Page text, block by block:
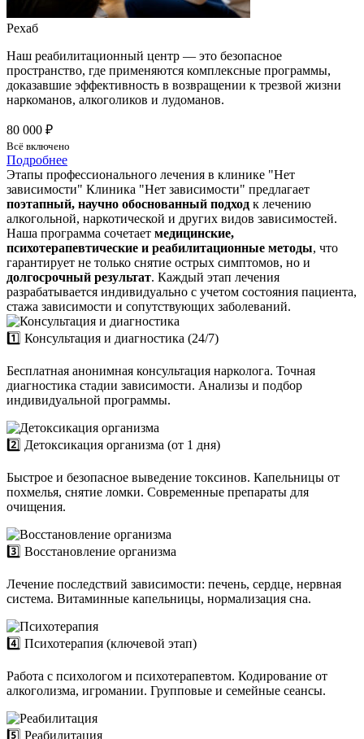
Рехаб
Наш реабилитационный центр — это безопасное
пространство, где применяются комплексные программы,
доказавшие эффективность в возвращении к трезвой жизни
наркоманов, алкоголиков и лудоманов.
80 000 ₽
Всё включено
Подробнее
Этапы профессионального лечения в клинике "Нет
зависимости" Клиника "Нет зависимости" предлагает
поэтапный, научно обоснованный подход к лечению
алкогольной, наркотической и других видов зависимостей.
Наша программа сочетает медицинские,
психотерапевтические и реабилитационные методы, что
гарантирует не только снятие острых симптомов, но и
долгосрочный результат. Каждый этап лечения
разрабатывается индивидуально с учетом состояния пациента,
стажа зависимости и сопутствующих заболеваний.
1️⃣ Консультация и диагностика (24/7)
Бесплатная анонимная консультация нарколога. Точная
диагностика стадии зависимости. Анализы и подбор
индивидуальной программы.
2️⃣ Детоксикация организма (от 1 дня)
Быстрое и безопасное выведение токсинов. Капельницы от
похмелья, снятие ломки. Современные препараты для
очищения.
3️⃣ Восстановление организма
Лечение последствий зависимости: печень, сердце, нервная
система. Витаминные капельницы, нормализация сна.
4️⃣ Психотерапия (ключевой этап)
Работа с психологом и психотерапевтом. Кодирование от
алкоголизма, игромании. Групповые и семейные сеансы.
5️⃣ Реабилитация